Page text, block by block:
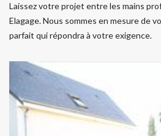
Laissez votre projet entre les mains
Elagage. Nous sommes en mesure de
parfait qui répondra à votre exigence.